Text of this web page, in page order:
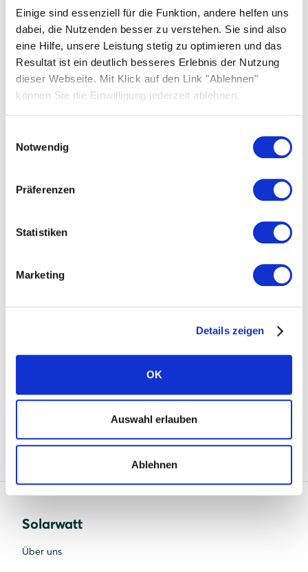
Einige sind essenziell für die Funktion, andere helfen uns
dabei, die Nutzenden besser zu verstehen. Sie sind also
eine Hilfe, unsere Leistung stetig zu optimieren und das
Resultat ist ein deutlich besseres Erlebnis der Nutzung
dieser Webseite. Mit Klick auf den Link "Ablehnen"
können Sie die Einwilligung jederzeit ablehnen.
Notwendig
Präferenzen
Statistiken
Marketing
Details zeigen
OK
Auswahl erlauben
Ablehnen
prüfen und Ihnen eine Rückmeldung zu geben.
Durchsetzungsverfahren
Sollten Sie der Ansicht sein, dass die Anforderungen
an die Barrierefreiheit nicht eingehalten werden,
zufriedenstellende Rückmeldung, können Sie sich an
die zuständige Marktüberwachungsbehörde
Zuständig für die Überwachung der Einhaltung der
Marktüberwachungsstelle der Länder für die
Diese Erklärung wurde am 9. Juni 2026 erstellt und
Solarwatt
Über uns